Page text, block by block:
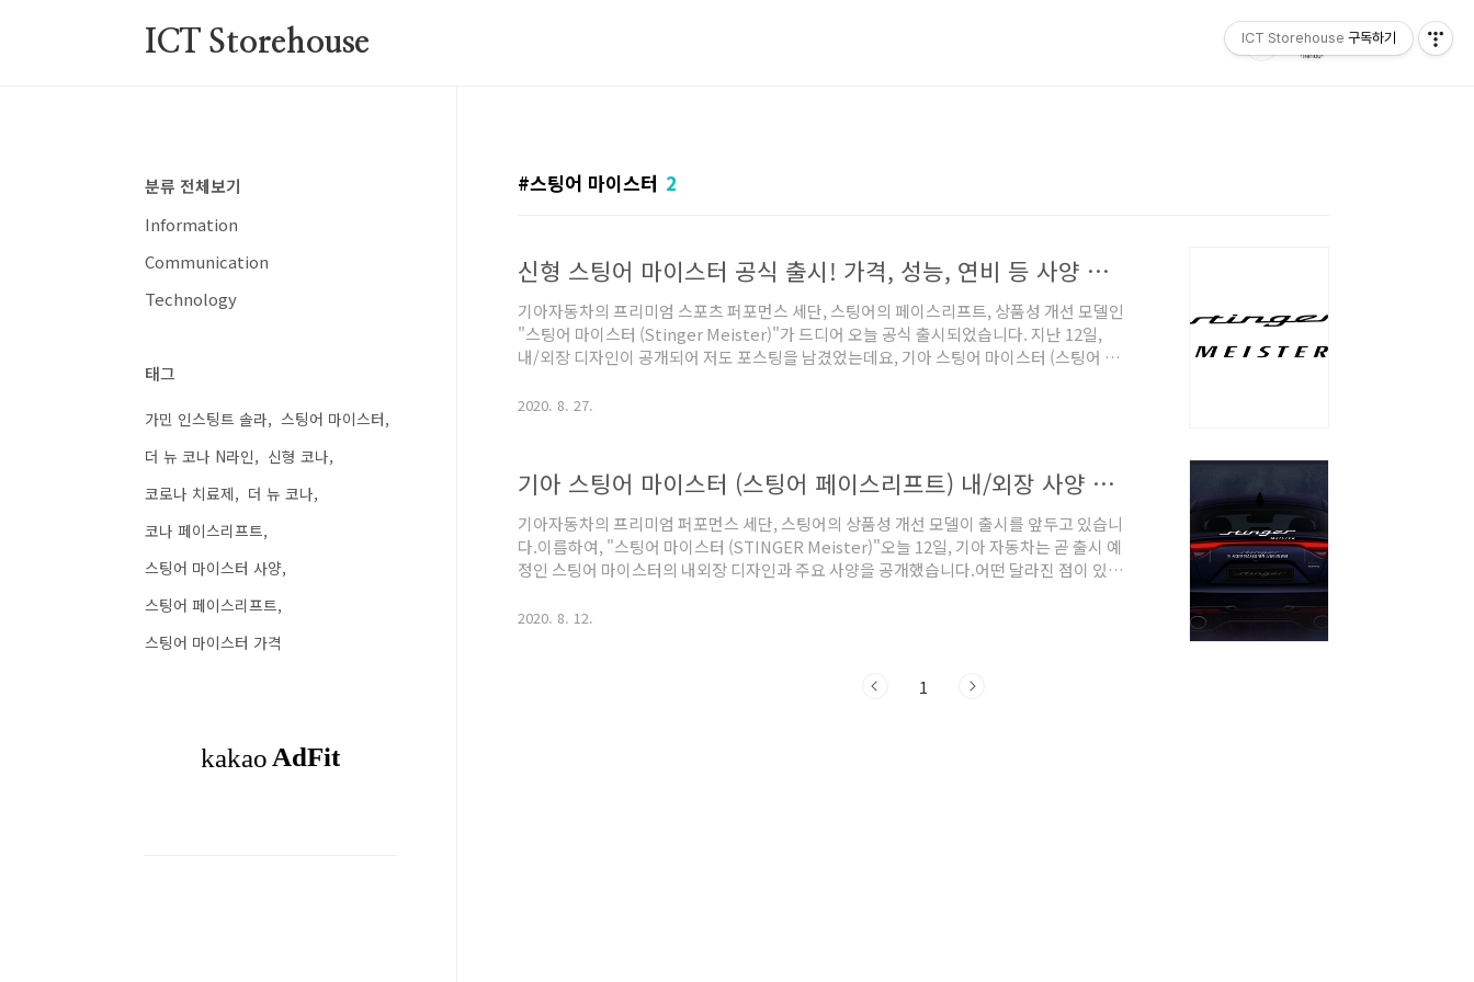
ICT Storehouse
스팅어 마이스터 2
신형 스팅어 마이스터 공식 출시! 가격, 성능, 연비 등 사양 상세 정보!
기아자동차의 프리미엄 스포츠 퍼포먼스 세단, 스팅어의 페이스리프트, 상품성 개선 모델인
"스팅어 마이스터 (Stinger Meister)"가 드디어 오늘 공식 출시되었습니다. 지난 12일,
내/외장 디자인이 공개되어 저도 포스팅을 남겼었는데요, 기아 스팅어 마이스터 (스팅어 페
확한 가격 정보까지 상세히 파헤쳐 보도록 하겠습니다. 1. 스팅어 마이스터, 넌 누구니? 스팅
싼 고급 차량입니다. '제네시스 G70'과 유사한 콘셉트와 가격대를 ..
2020. 8. 27.
기아 스팅어 마이스터 (스팅어 페이스리프트) 내/외장 사양 공개, 가격은?
기아자동차의 프리미엄 퍼포먼스 세단, 스팅어의 상품성 개선 모델이 출시를 앞두고 있습니
다.이름하여, "스팅어 마이스터 (STINGER Meister)"오늘 12일, 기아 자동차는 곧 출시 예
정인 스팅어 마이스터의 내외장 디자인과 주요 사양을 공개했습니다.어떤 달라진 점이 있는
동차 스팅어는 현대자동차의 제네시스 G70과 비교되는 모델로 중형급 고성능 퍼포먼스 세
레인을 무기로 강력한 퍼포먼스를 갖춘 중형 세단으로 많은 인기를 모은 차량입니다..
2020. 8. 12.
1
분류 전체보기
Information
Communication
Technology
태그
가민 인스팅트 솔라
스팅어 마이스터
더 뉴 코나 N라인
신형 코나
코로나 치료제
더 뉴 코나
코나 페이스리프트
스팅어 마이스터 사양
스팅어 페이스리프트
스팅어 마이스터 가격
ICT Storehouse 구독하기